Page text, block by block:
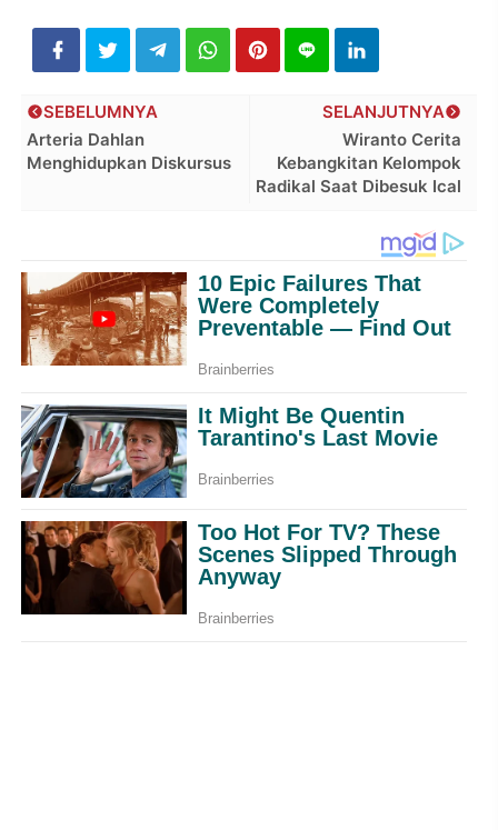
SELANJUTNYA
Wiranto Cerita
Kebangkitan Kelompok
Radikal Saat Dibesuk Ical
SEBELUMNYA
Arteria Dahlan
Menghidupkan Diskursus